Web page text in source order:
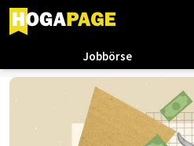
Jobbörse